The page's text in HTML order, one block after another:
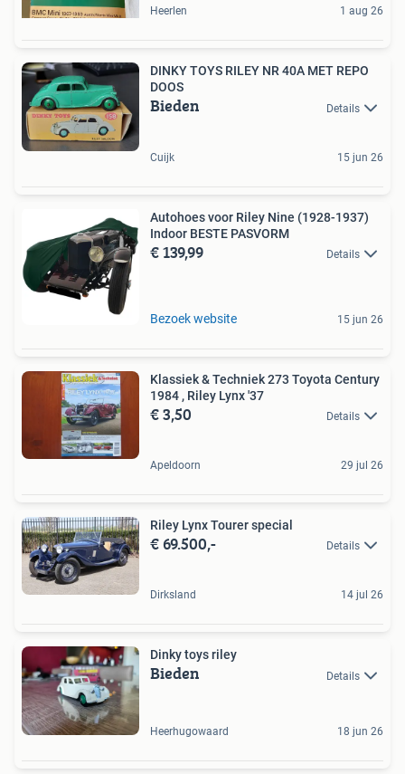
Heerlen 1 aug 26
DINKY TOYS RILEY NR 40A MET REPO
DOOS
Bieden Details
Cuijk 15 jun 26
Autohoes voor Riley Nine (1928-1937)
Indoor BESTE PASVORM
€ 139,99 Details
Bezoek website 15 jun 26
Klassiek & Techniek 273 Toyota Century
1984 , Riley Lynx '37
€ 3,50 Details
Apeldoorn 29 jul 26
Riley Lynx Tourer special
€ 69.500,- Details
Dirksland 14 jul 26
Dinky toys riley
Bieden Details
Heerhugowaard 18 jun 26